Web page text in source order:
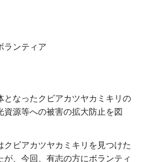
ランティア
となったクビアカツヤカミキリの
源等への被害の拡大防止を図
クビアカツヤカミキリを見つけた
、今回、有志の方にボランティ